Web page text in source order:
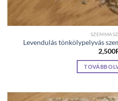
Levendulás tönkölypelyvás
2,500
TOVÁBB